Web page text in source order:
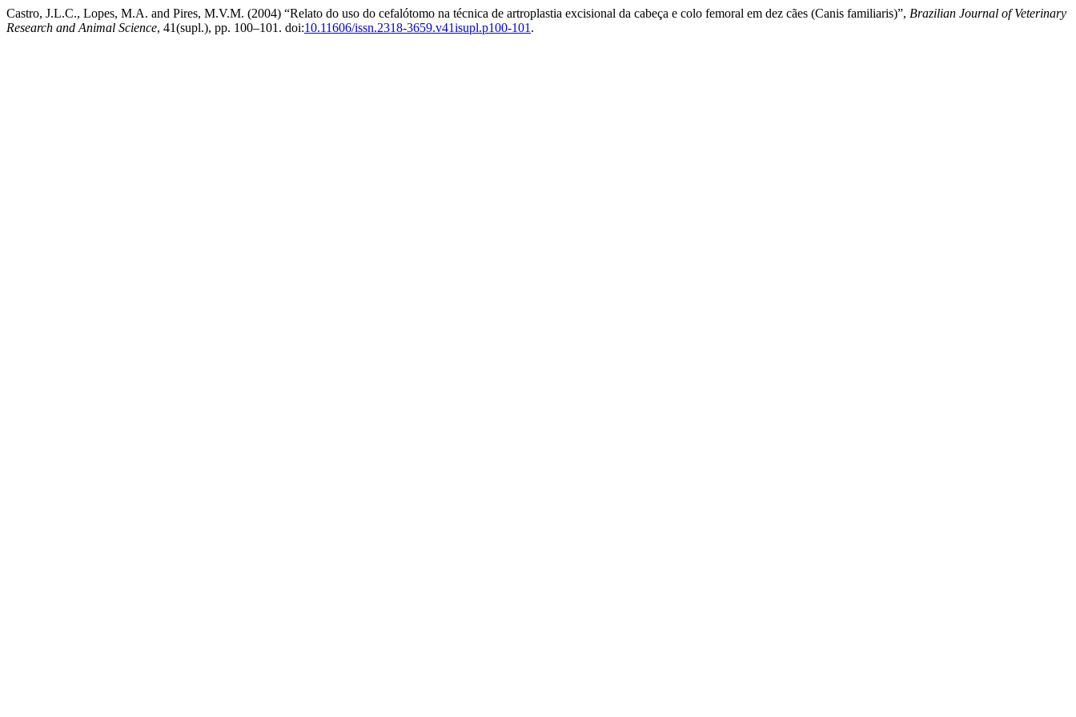
Castro, J.L.C., Lopes, M.A. and Pires, M.V.M. (2004) “Relato do uso do cefalótomo na técnica de artroplastia excisional da cabeça e colo femoral em dez cães (Canis familiaris)”, Brazilian Journal of Veterinary
Research and Animal Science, 41(supl.), pp. 100–101. doi:10.11606/issn.2318-3659.v41isupl.p100-101 .